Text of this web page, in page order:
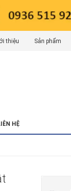
thiệu Sản phẩm
HỆ